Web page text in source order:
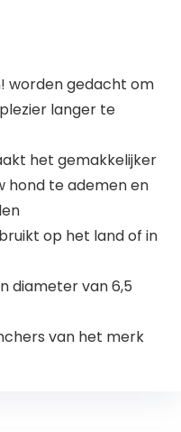
worden gedacht om
langer te
het gemakkelijker
hond te ademen en
op het land of in
diameter van 6,5
van het merk